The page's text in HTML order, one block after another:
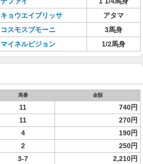
キョウエイブリッサ
アタマ
コスモスプモーニ
3馬身
マイネルビジョン 1/2馬身
馬番 金額
11 740円
11
270円
4
190円
2
250円
3-7
2,210円